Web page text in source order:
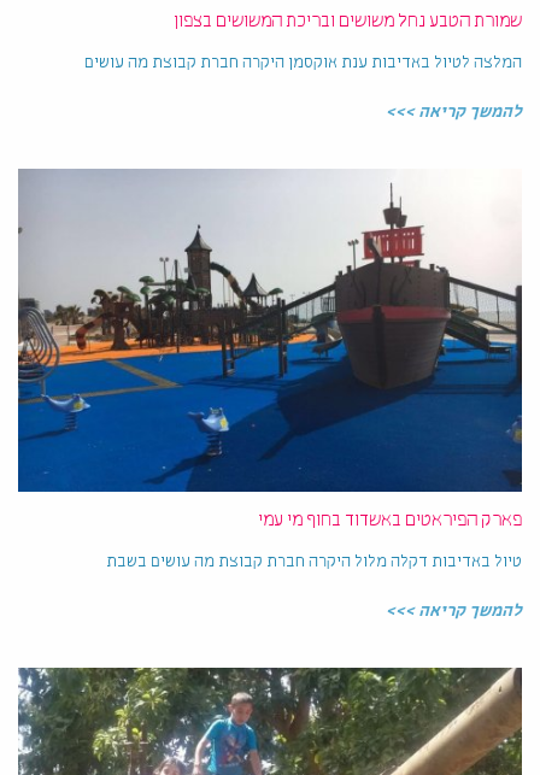
שמורת הטבע נחל משושים ובריכת המשושים בצפון
המלצה לטיול באדיבות ענת אוקסמן היקרה חברת קבוצת מה עושים
להמשך קריאה >>>
פארק הפיראטים באשדוד בחוף מי עמי
טיול באדיבות דקלה מלול היקרה חברת קבוצת מה עושים בשבת
להמשך קריאה >>>